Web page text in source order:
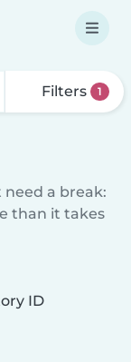
Filters 1
a break:
than it takes
ID